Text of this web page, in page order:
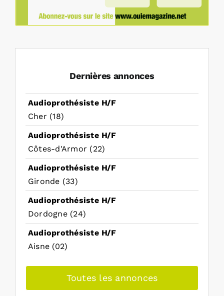
Dernières annonces
Audioprothésiste H/F
Cher (18)
Audioprothésiste H/F
Côtes-d'Armor (22)
Audioprothésiste H/F
Gironde (33)
Audioprothésiste H/F
Dordogne (24)
Audioprothésiste H/F
Aisne (02)
Toutes les annonces